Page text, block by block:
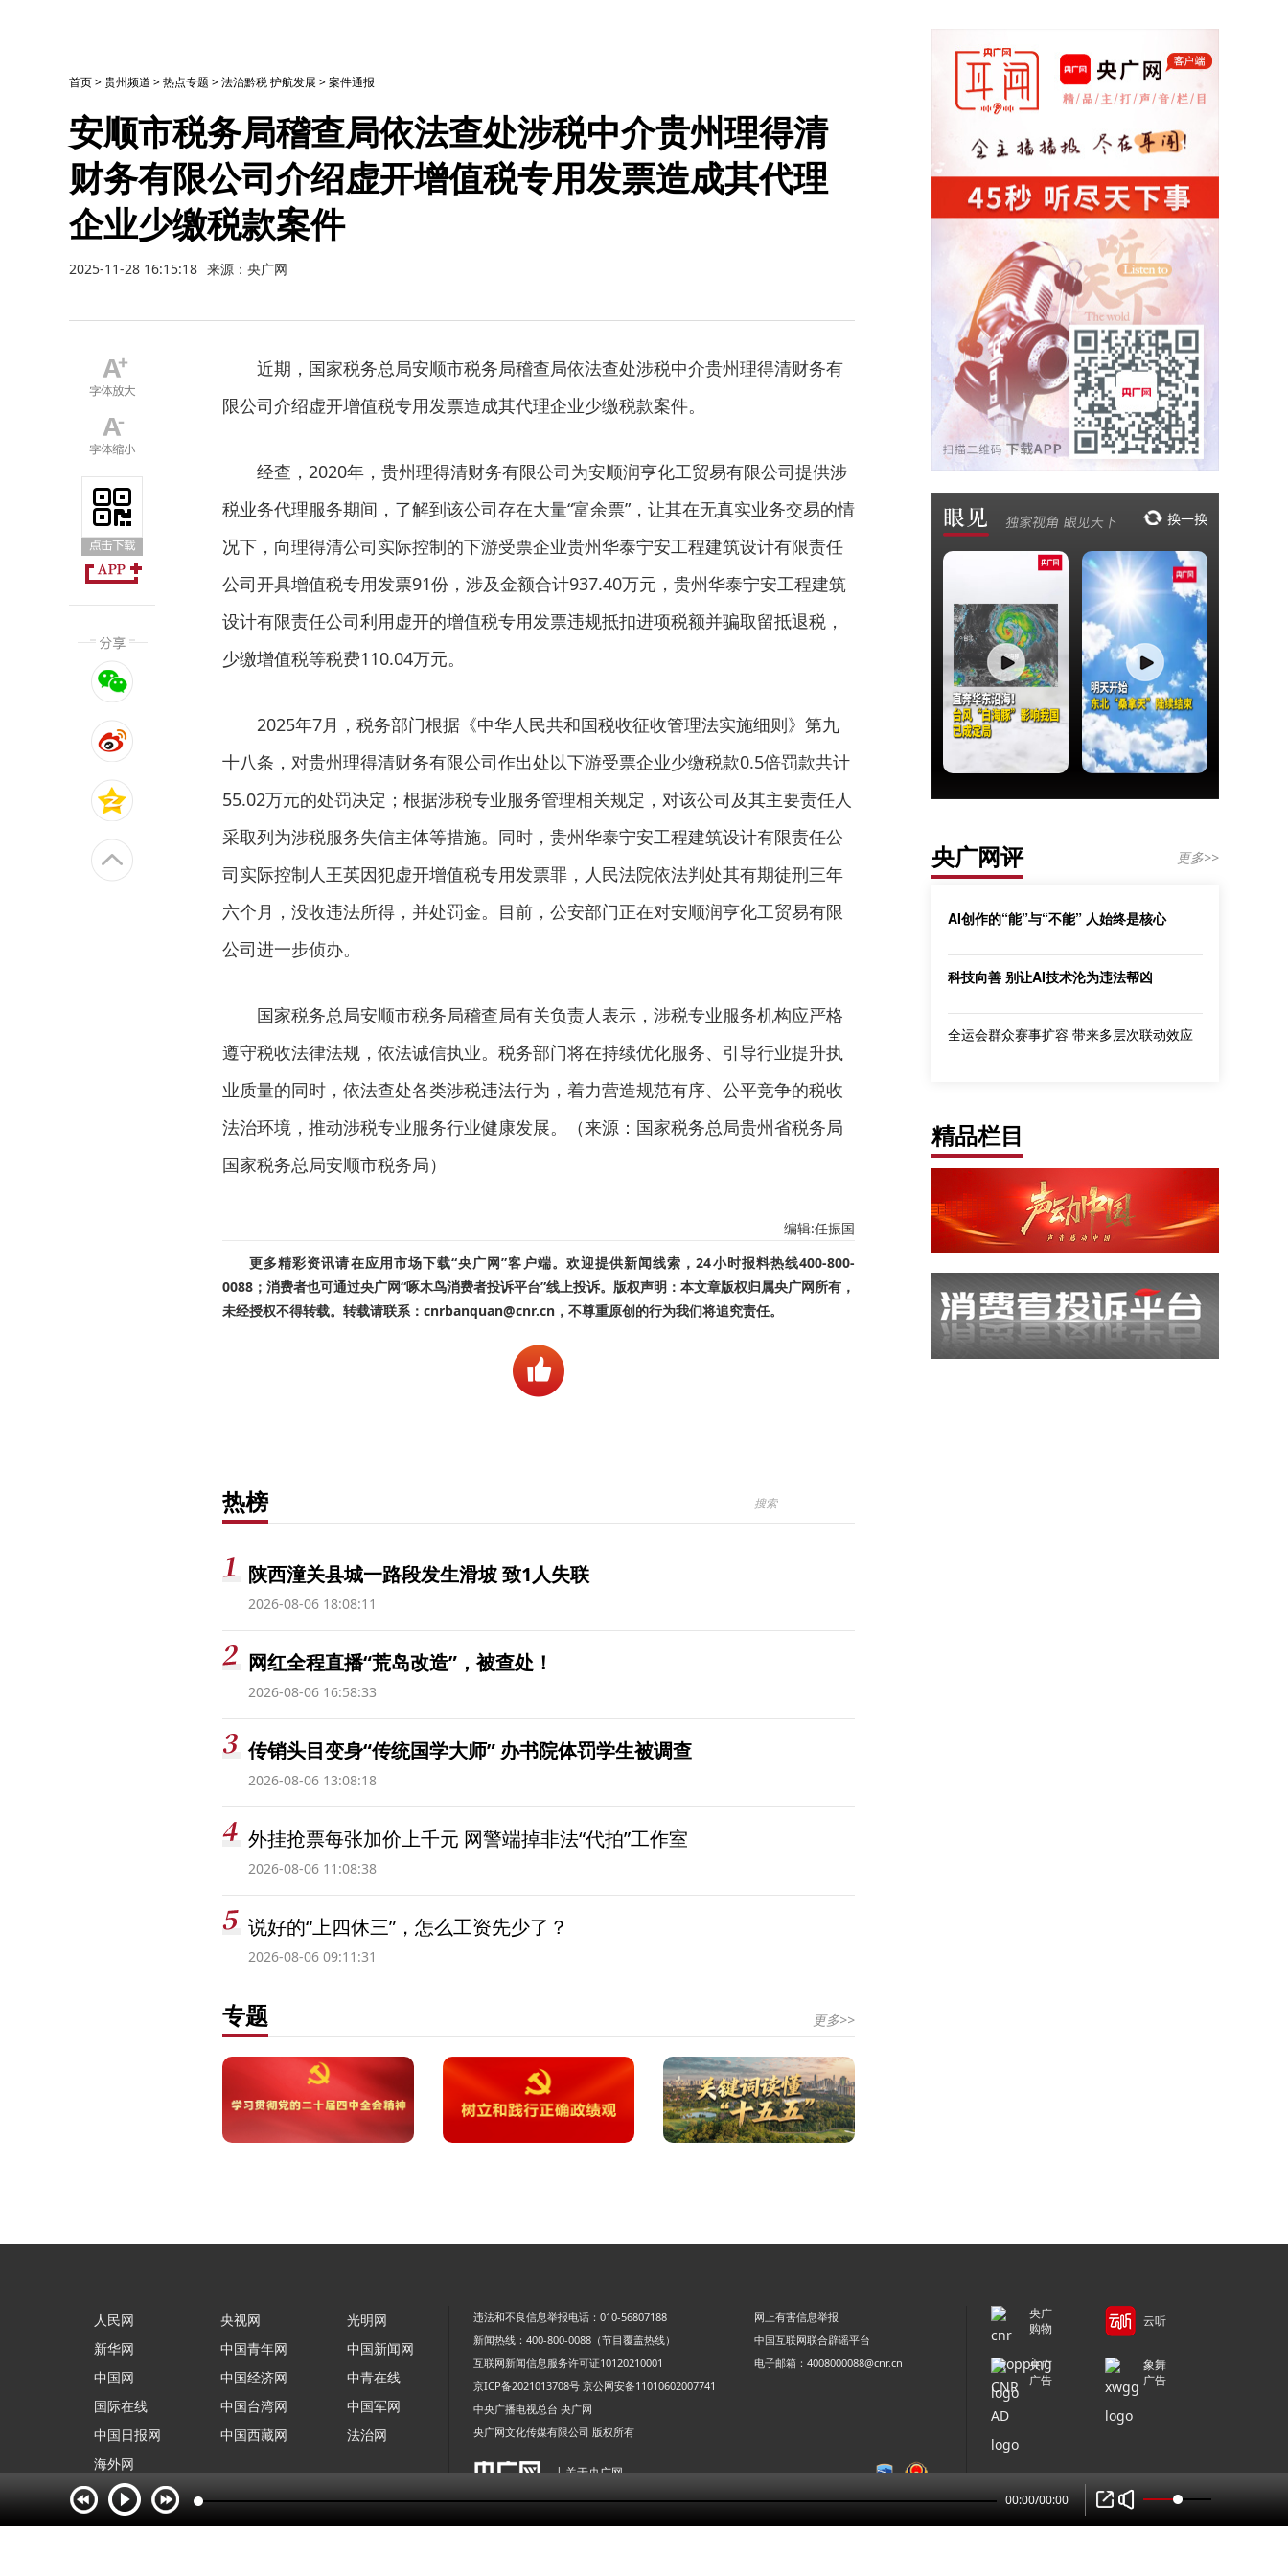
首页>贵州频道 >热点专题 >法治黔税 护航发展 >案件通报
安顺市税务局稽查局依法查处涉税中介贵州理得清
财务有限公司介绍虚开增值税专用发票造成其代理
企业少缴税款案件
2025-11-28 16:15:18 来源：央广网
近期，国家税务总局安顺市税务局稽查局依法查处涉税中介贵州理得清财务有
限公司介绍虚开增值税专用发票造成其代理企业少缴税款案件。
经查，2020年，贵州理得清财务有限公司为安顺润亨化工贸易有限公司提供涉
税业务代理服务期间，了解到该公司存在大量“富余票”，让其在无真实业务交易的情
况下，向理得清公司实际控制的下游受票企业贵州华泰宁安工程建筑设计有限责任
公司开具增值税专用发票91份，涉及金额合计937.40万元，贵州华泰宁安工程建筑
设计有限责任公司利用虚开的增值税专用发票违规抵扣进项税额并骗取留抵退税，
少缴增值税等税费110.04万元。
2025年7月，税务部门根据《中华人民共和国税收征收管理法实施细则》第九
十八条，对贵州理得清财务有限公司作出处以下游受票企业少缴税款0.5倍罚款共计
55.02万元的处罚决定；根据涉税专业服务管理相关规定，对该公司及其主要责任人
采取列为涉税服务失信主体等措施。同时，贵州华泰宁安工程建筑设计有限责任公
司实际控制人王英因犯虚开增值税专用发票罪，人民法院依法判处其有期徒刑三年
六个月，没收违法所得，并处罚金。目前，公安部门正在对安顺润亨化工贸易有限
公司进一步侦办。
国家税务总局安顺市税务局稽查局有关负责人表示，涉税专业服务机构应严格
遵守税收法律法规，依法诚信执业。税务部门将在持续优化服务、引导行业提升执
业质量的同时，依法查处各类涉税违法行为，着力营造规范有序、公平竞争的税收
法治环境，推动涉税专业服务行业健康发展。（来源：国家税务总局贵州省税务局
国家税务总局安顺市税务局）
编辑:任振国
更多精彩资讯请在应用市场下载“央广网”客户端。欢迎提供新闻线索，24小时报料热线400-800-
0088；消费者也可通过央广网“啄木鸟消费者投诉平台”线上投诉。版权声明：本文章版权归属央广网所有，
未经授权不得转载。转载请联系：cnrbanquan@cnr.cn，不尊重原创的行为我们将追究责任。
热榜
陕西潼关县城一路段发生滑坡 致1人失联
2026-08-06 18:08:11
网红全程直播“荒岛改造”，被查处！
2026-08-06 16:58:33
传销头目变身“传统国学大师” 办书院体罚学生被调查
2026-08-06 13:08:18
外挂抢票每张加价上千元 网警端掉非法“代拍”工作室
2026-08-06 11:08:38
说好的“上四休三”，怎么工资先少了？
2026-08-06 09:11:31
专题 更多>>
央广网评 更多>>
AI创作的“能”与“不能” 人始终是核心
科技向善 别让AI技术沦为违法帮凶
全运会群众赛事扩容 带来多层次联动效应
精品栏目
人民网
新华网
中国网
国际在线
中国日报网
海外网
央视网
中国青年网
中国经济网
中国台湾网
中国西藏网
光明网
中国新闻网
中青在线
中国军网
法治网
违法和不良信息举报电话：010-56807188
网上有害信息举报
新闻热线：400-800-0088（节目覆盖热线）
中国互联网联合辟谣平台
互联网新闻信息服务许可证10120210001
电子邮箱：4008000088@cnr.cn
京ICP备2021013708号 京公网安备11010602007741
中央广播电视总台 央广网
央广网文化传媒有限公司 版权所有
| 关于央广网
央广
购物
云听
央广
广告
象舞
广告
00:00/00:00